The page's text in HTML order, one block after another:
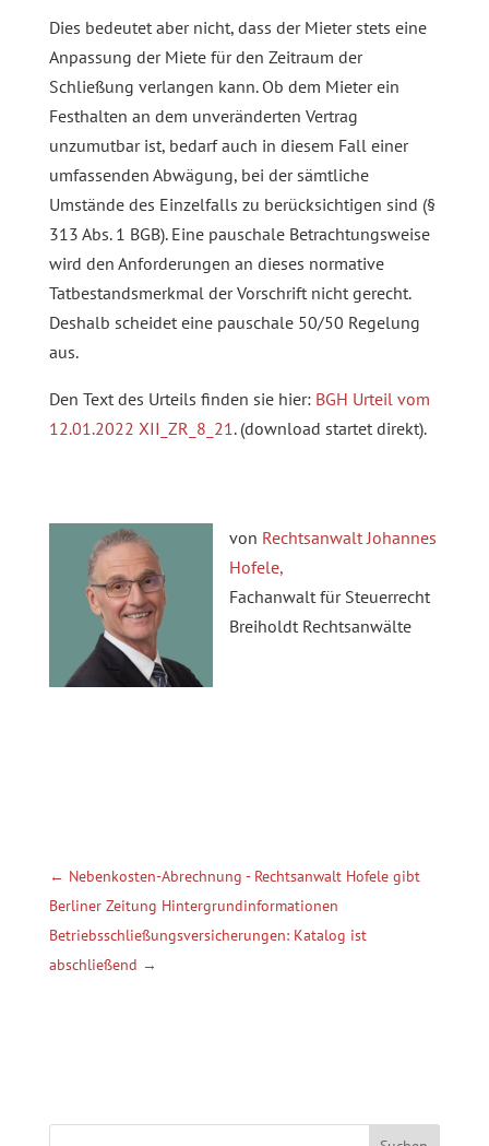
Dies bedeutet aber nicht, dass der Mieter stets eine
Anpassung der Miete für den Zeitraum der
Schließung verlangen kann. Ob dem Mieter ein
Festhalten an dem unveränderten Vertrag
unzumutbar ist, bedarf auch in diesem Fall einer
umfassenden Abwägung, bei der sämtliche
Umstände des Einzelfalls zu berücksichtigen sind (§
313 Abs. 1 BGB). Eine pauschale Betrachtungsweise
wird den Anforderungen an dieses normative
Tatbestandsmerkmal der Vorschrift nicht gerecht.
Deshalb scheidet eine pauschale 50/50 Regelung
aus.
Den Text des Urteils finden sie hier: BGH Urteil vom
12.01.2022 XII_ZR_8_21. (download startet direkt).
von Rechtsanwalt Johannes
Hofele,
Fachanwalt für Steuerrecht
Breiholdt Rechtsanwälte
← Nebenkosten-Abrechnung - Rechtsanwalt Hofele gibt
Berliner Zeitung Hintergrundinformationen
Betriebsschließungsversicherungen: Katalog ist
abschließend →